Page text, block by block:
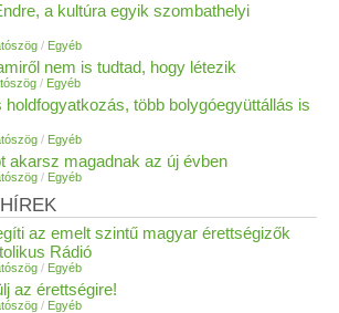
a kultúra egyik szombathelyi
/ Egyéb
nem is tudtad, hogy létezik
/ Egyéb
több bolygóegyüttállás is
/ Egyéb
akarsz magadnak az új évben
/ Egyéb
az emelt szintű magyar érettségizők
Rádió
/ Egyéb
az érettségire!
/ Egyéb